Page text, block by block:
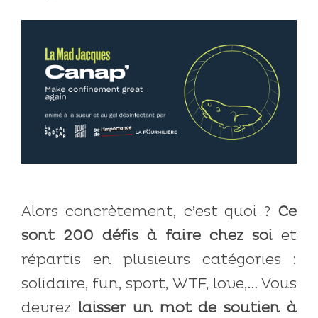
Alors concrètement, c’est quoi ? Ce
sont 200 défis à faire chez soi et
répartis en plusieurs catégories :
solidaire, fun, sport, WTF, love,… Vous
devrez laisser un mot de soutien à